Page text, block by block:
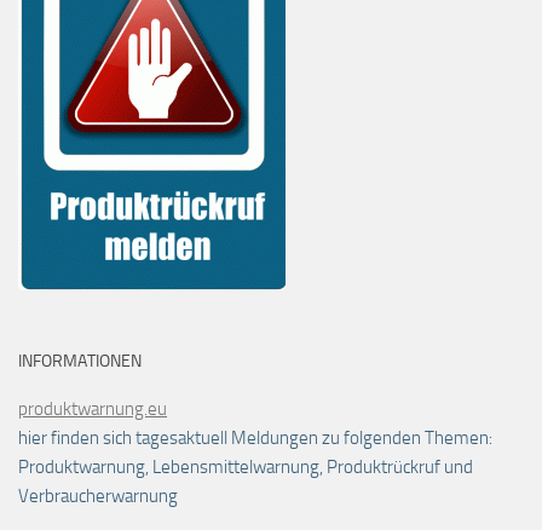
INFORMATIONEN
produktwarnung.eu
hier finden sich tagesaktuell Meldungen zu folgenden Themen:
Produktwarnung, Lebensmittelwarnung, Produktrückruf und
Verbraucherwarnung